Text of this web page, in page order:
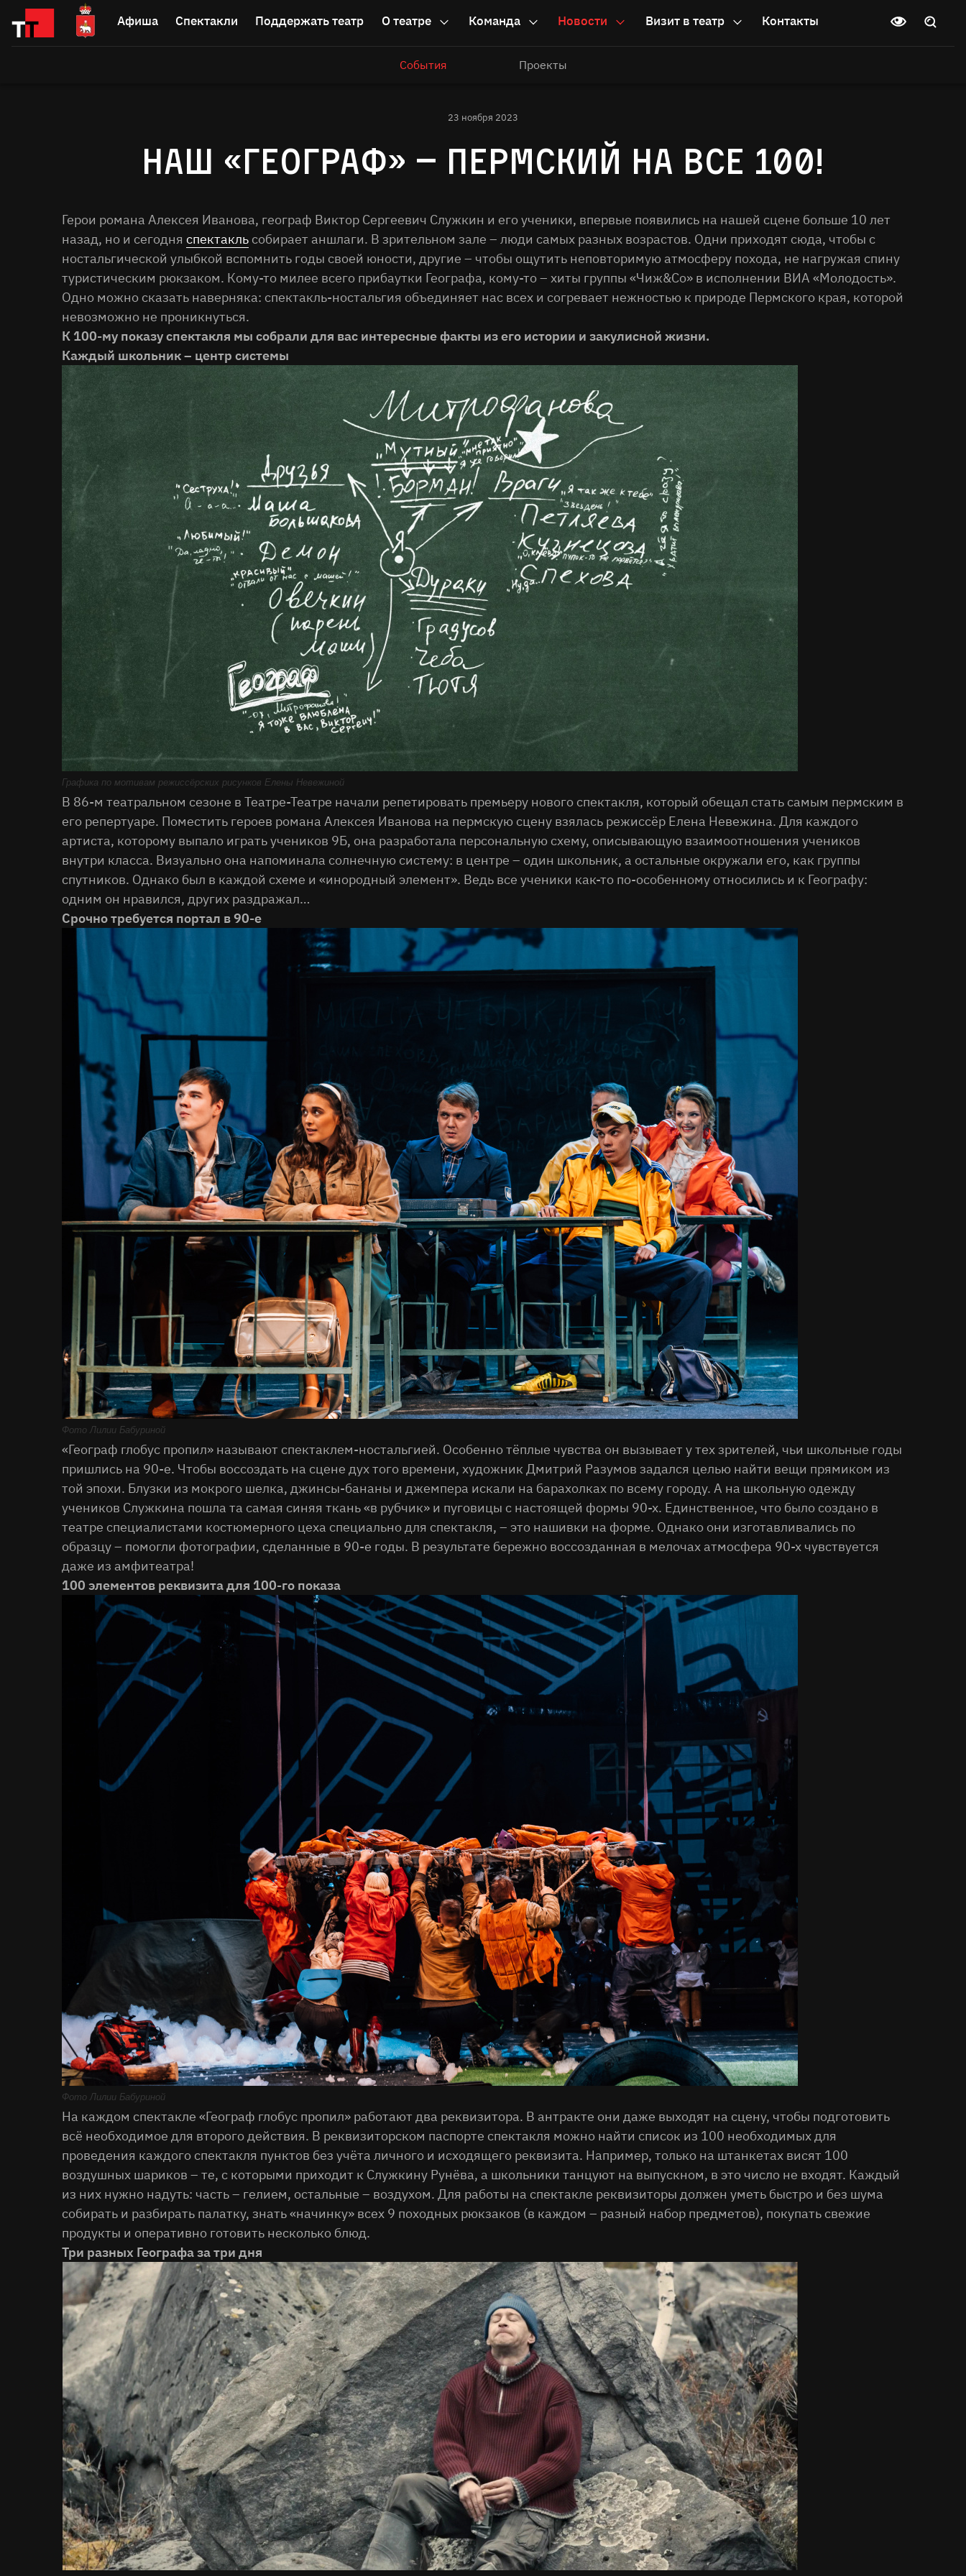
Афиша Спектакли Поддержать театр О театре Команда Новости Визит в театр Контакты
События Проекты
Поиск
23 ноября 2023
НАШ «ГЕОГРАФ» – ПЕРМСКИЙ НА ВСЕ 100!
Герои романа Алексея Иванова, географ Виктор Сергеевич Служкин и его ученики, впервые появились на нашей сцене больше 10 лет
назад, но и сегодня спектакль собирает аншлаги. В зрительном зале – люди самых разных возрастов. Одни приходят сюда, чтобы с
ностальгической улыбкой вспомнить годы своей юности, другие – чтобы ощутить неповторимую атмосферу похода, не нагружая спину
туристическим рюкзаком. Кому-то милее всего прибаутки Географа, кому-то – хиты группы «Чиж&Co» в исполнении ВИА «Молодость».
Одно можно сказать наверняка: спектакль-ностальгия объединяет нас всех и согревает нежностью к природе Пермского края, которой
невозможно не проникнуться.
К 100-му показу спектакля мы собрали для вас интересные факты из его истории и закулисной жизни.
Каждый школьник – центр системы
Графика по мотивам режиссёрских рисунков Елены Невежиной
В 86-м театральном сезоне в Театре-Театре начали репетировать премьеру нового спектакля, который обещал стать самым пермским в
его репертуаре. Поместить героев романа Алексея Иванова на пермскую сцену взялась режиссёр Елена Невежина. Для каждого
артиста, которому выпало играть учеников 9Б, она разработала персональную схему, описывающую взаимоотношения учеников
внутри класса. Визуально она напоминала солнечную систему: в центре – один школьник, а остальные окружали его, как группы
спутников. Однако был в каждой схеме и «инородный элемент». Ведь все ученики как-то по-особенному относились и к Географу:
одним он нравился, других раздражал…
Срочно требуется портал в 90-е
Фото Лилии Бабуриной
«Географ глобус пропил» называют спектаклем-ностальгией. Особенно тёплые чувства он вызывает у тех зрителей, чьи школьные годы
пришлись на 90-е. Чтобы воссоздать на сцене дух того времени, художник Дмитрий Разумов задался целью найти вещи прямиком из
той эпохи. Блузки из мокрого шелка, джинсы-бананы и джемпера искали на барахолках по всему городу. А на школьную одежду
учеников Служкина пошла та самая синяя ткань «в рубчик» и пуговицы с настоящей формы 90-х. Единственное, что было создано в
театре специалистами костюмерного цеха специально для спектакля, – это нашивки на форме. Однако они изготавливались по
образцу – помогли фотографии, сделанные в 90-е годы. В результате бережно воссозданная в мелочах атмосфера 90-х чувствуется
даже из амфитеатра!
100 элементов реквизита для 100-го показа
Фото Лилии Бабуриной
На каждом спектакле «Географ глобус пропил» работают два реквизитора. В антракте они даже выходят на сцену, чтобы подготовить
всё необходимое для второго действия. В реквизиторском паспорте спектакля можно найти список из 100 необходимых для
проведения каждого спектакля пунктов без учёта личного и исходящего реквизита. Например, только на штанкетах висят 100
воздушных шариков – те, с которыми приходит к Служкину Рунёва, а школьники танцуют на выпускном, в это число не входят. Каждый
из них нужно надуть: часть – гелием, остальные – воздухом. Для работы на спектакле реквизиторы должен уметь быстро и без шума
собирать и разбирать палатку, знать «начинку» всех 9 походных рюкзаков (в каждом – разный набор предметов), покупать свежие
продукты и оперативно готовить несколько блюд.
Три разных Географа за три дня